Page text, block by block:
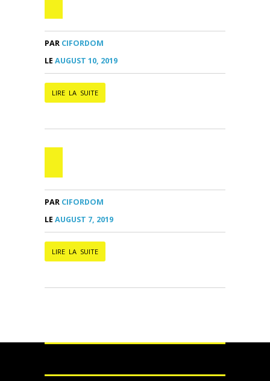
PAR CIFORDOM
LE AUGUST 10, 2019
LIRE LA SUITE
PAR CIFORDOM
LE AUGUST 7, 2019
LIRE LA SUITE